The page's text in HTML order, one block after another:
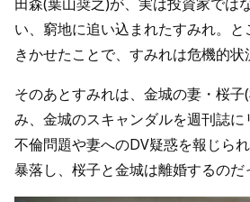
い、窮地に追い込まれたすみれ。
きかせたことで、すみれは危機的状
そのあとすみれは、金城の妻・桜子
み、金城のスキャンダルを週刊誌に
不倫問題や妻へのDV疑惑を報じら
暴落し、桜子と金城は離婚するのだ